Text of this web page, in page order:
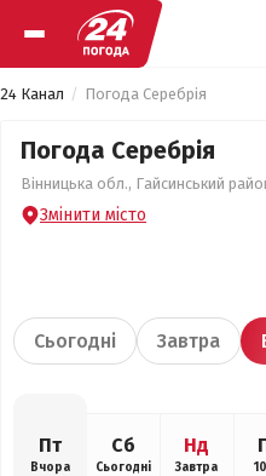
24 Канал Погода Серебрія
Погода Серебрія
Вінницька обл., Гайсинський
Змінити місто
Сьогодні Завтра
Пт
Вчора
Сб
Сьогодні
Нд
Завтра